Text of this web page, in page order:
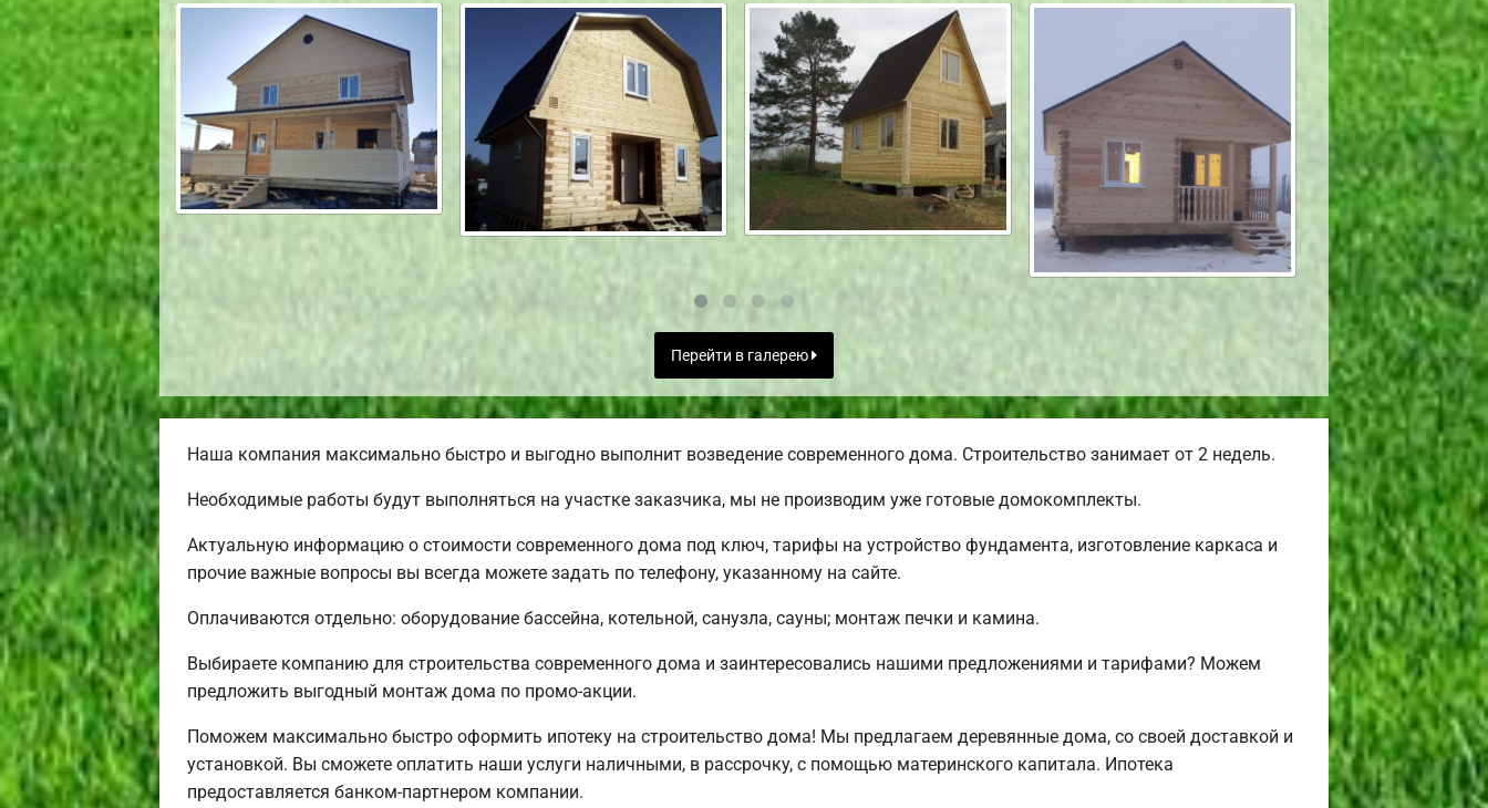
Перейти в галерею
Наша компания максимально быстро и выгодно выполнит возведение современного дома. Строительство занимает от 2 недель.
Необходимые работы будут выполняться на участке заказчика, мы не производим уже готовые домокомплекты.
Актуальную информацию о стоимости современного дома под ключ, тарифы на устройство фундамента, изготовление каркаса и
прочие важные вопросы вы всегда можете задать по телефону, указанному на сайте.
Оплачиваются отдельно: оборудование бассейна, котельной, санузла, сауны; монтаж печки и камина.
Выбираете компанию для строительства современного дома и заинтересовались нашими предложениями и тарифами? Можем
предложить выгодный монтаж дома по промо-акции.
Поможем максимально быстро оформить ипотеку на строительство дома! Мы предлагаем деревянные дома, со своей доставкой и
установкой. Вы сможете оплатить наши услуги наличными, в рассрочку, с помощью материнского капитала. Ипотека
предоставляется банком-партнером компании.